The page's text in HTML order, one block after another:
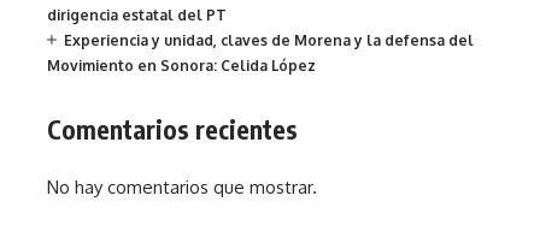
dirigencia estatal del PT
Experiencia y unidad, claves de Morena y la defensa del
Movimiento en Sonora: Celida López
Comentarios recientes
No hay comentarios que mostrar.